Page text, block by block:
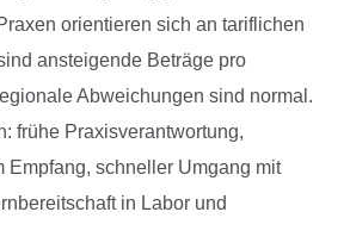
orientieren sich an tariflichen
ansteigende Beträge pro
Abweichungen sind normal.
frühe Praxisverantwortung,
Empfang, schneller Umgang mit
in Labor und